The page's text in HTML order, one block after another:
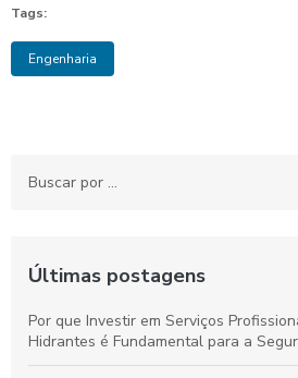
Tags:
Engenharia
Últimas postagens
Por que Investir em Serviços
Hidrantes é Fundamental para a